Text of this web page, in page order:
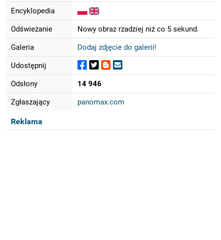
Encyklopedia
Odświeżanie Nowy obraz rzadziej niż co 5 sekund.
Galeria Dodaj zdjęcie do galerii!
Udostępnij
Odsłony 14 946
Zgłaszający panomax.com
Reklama